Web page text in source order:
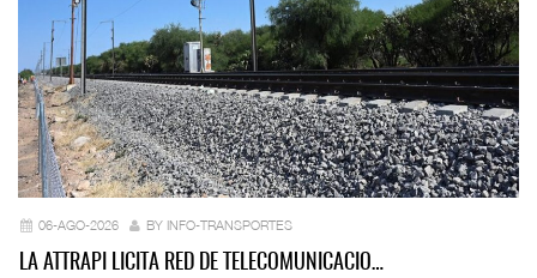
06-AGO-2026 BY INFO-TRANSPORTES
LA ATTRAPI LICITA RED DE TELECOMUNICACIO…